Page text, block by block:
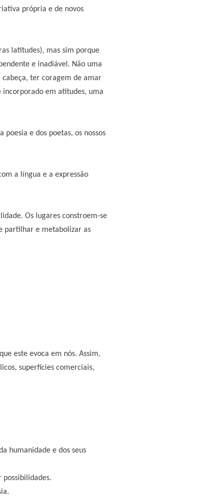
própria e de novos
latitudes), mas sim porque
e inadiável. Não uma
cabeça, ter coragem de amar
em atitudes, uma
e dos poetas, os nossos
a língua e a expressão
Os lugares constroem-se
partilhar e metabolizar as
este evoca em nós. Assim,
superfícies comerciais,
humanidade e dos seus